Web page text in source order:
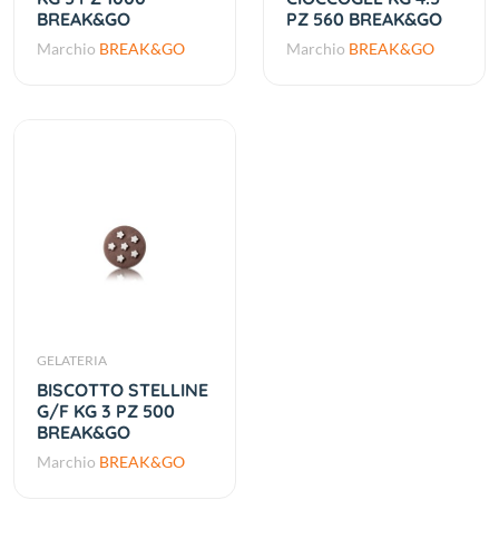
BREAK&GO
Marchio BREAK&GO
PZ 560 BREAK&GO
Marchio BREAK&GO
GELATERIA
BISCOTTO STELLINE
G/F KG 3 PZ 500
BREAK&GO
Marchio BREAK&GO